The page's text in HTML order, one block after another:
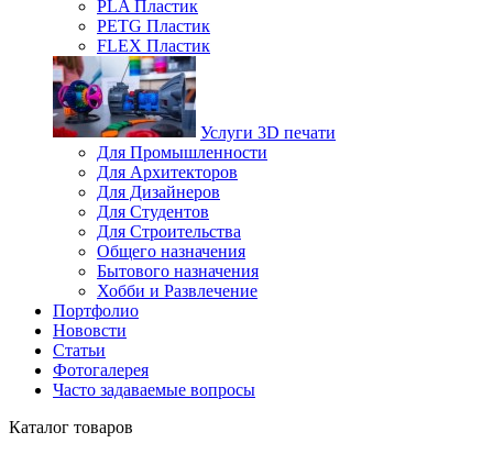
PLA Пластик
PETG Пластик
FLEX Пластик
Услуги 3D печати
Для Промышленности
Для Архитекторов
Для Дизайнеров
Для Студентов
Для Строительства
Общего назначения
Бытового назначения
Хобби и Развлечение
Портфолио
Нововсти
Статьи
Фотогалерея
Часто задаваемые вопросы
Каталог товаров